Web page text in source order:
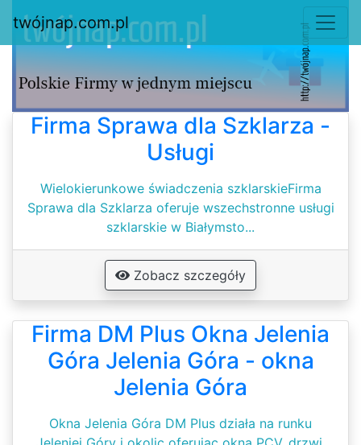
twójnap.com.pl
Firma Sprawa dla Szklarza -
Usługi
Wielokierunkowe świadczenia szklarskieFirma
Sprawa dla Szklarza oferuje wszechstronne usługi
szklarskie w Białymsto...
Zobacz szczegóły
Firma DM Plus Okna Jelenia
Góra Jelenia Góra - okna
Jelenia Góra
Okna Jelenia Góra DM Plus działa na runku